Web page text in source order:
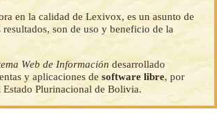
en la calidad de Lexivox, es un asunto de
son de uso y beneficio de la
Web de Información desarrollado
y aplicaciones desoftware libre, por
Estado Plurinacional de Bolivia.